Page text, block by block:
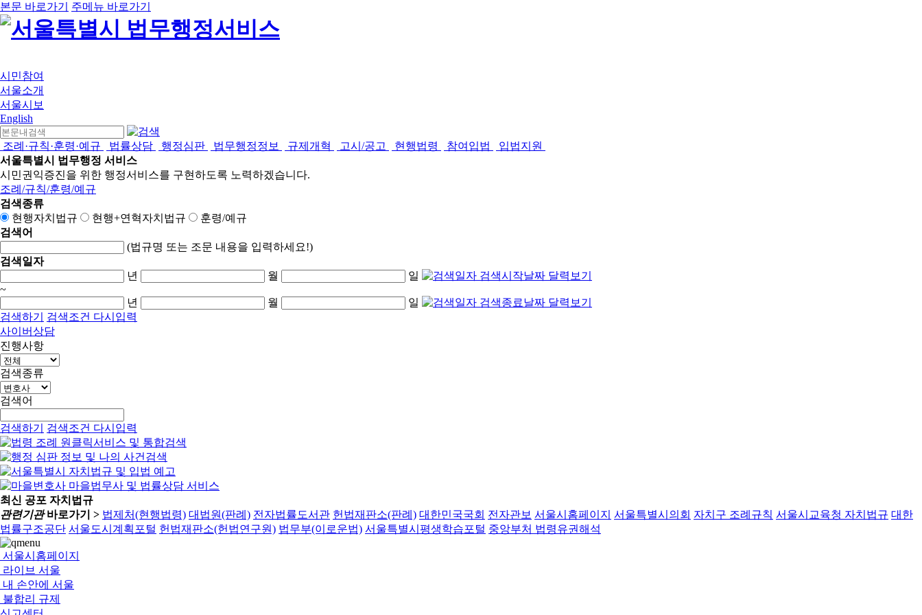
본문 바로가기 주메뉴 바로가기
시민참여
서울소개
서울시보
English
조례·규칙·훈령·예규 법률상담 행정심판 법무행정정보 규제개혁 고시/공고 현행법령 참여입법
입법지원
서울특별시 법무행정 서비스
시민권익증진을 위한 행정서비스를 구현하도록 노력하겠습니다.
조례/규칙/훈령/예규
검색종류
현행자치법규
현행+연혁자치법규
훈령/예규
검색어
(법규명 또는 조문 내용을 입력하세요!)
검색일자
년
월
일
~
년
월
일
검색하기
검색조건 다시입력
사이버상담
진행사항
검색종류
검색어
검색하기 검색조건 다시입력
최신 공포 자치법규
관련기관바로가기 > 법제처(현행법령) 대법원(판례) 전자법률도서관 헌법재판소(판례) 대한민국국회 전자관보 서울시홈페이지 서울특별시의회 자치구 조례규칙 서울시교육청 자치법규 대한
법률구조공단 서울도시계획포털 헌법재판소(헌법연구원) 법무부(이로운법) 서울특별시평생학습포털 중앙부처 법령유권해석
서울시홈페이지
라이브 서울
내 손안에 서울
불합리 규제